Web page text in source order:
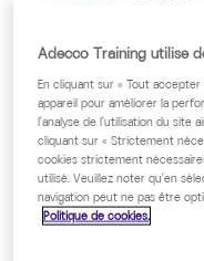
E-
Prix
Sur
Public
Adecco Training utilise
En cliquant sur « Tout
appareil pour améliorer la
l'analyse de l'utilisation du site
cliquant sur « Strictement
cookies strictement
utilisé. Veuillez noter qu'en
navigation peut ne pas être
Politique de cookies.